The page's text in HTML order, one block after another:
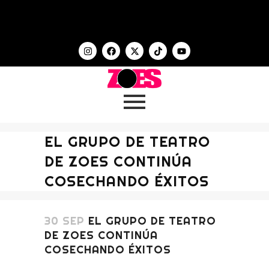
EL GRUPO DE TEATRO
DE ZOES CONTINÚA
COSECHANDO ÉXITOS
30 SEP EL GRUPO DE TEATRO
DE ZOES CONTINÚA
COSECHANDO ÉXITOS